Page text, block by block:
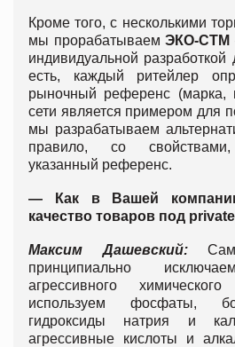
Кроме того, с несколькими
мы прорабатываемЭКО-СТМ
индивидуальной
есть, каждый ритейлер
рыночный референс (марка,
сети является примером для
мы разрабатываем
правило, со
указанный референс.
— Как в Вашей компании
качество товаров под private
Максим Дашевский:
принципиально
агрессивного
используем фосфаты,
гидроксиды натрия и
агрессивные кислоты и